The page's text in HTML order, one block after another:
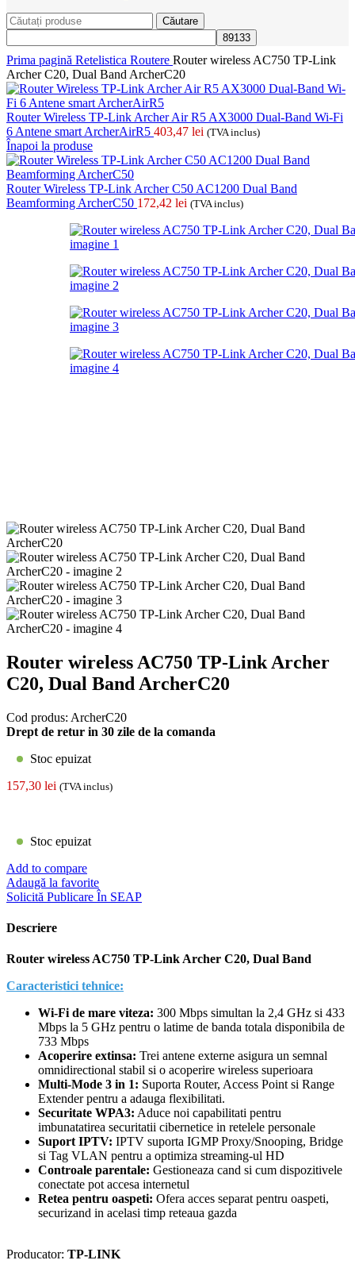
Căutare
Prima pagină Retelistica Routere Router wireless AC750 TP-Link
Archer C20, Dual Band ArcherC20
Router Wireless TP-Link Archer Air R5 AX3000 Dual-Band Wi-Fi
6 Antene smart ArcherAirR5 403,47 lei (TVA inclus)
Înapoi la produse
Router Wireless TP-Link Archer C50 AC1200 Dual Band
Beamforming ArcherC50 172,42 lei (TVA inclus)
Router wireless AC750 TP-Link Archer
C20, Dual Band ArcherC20
Cod produs: ArcherC20
Drept de retur in 30 zile de la comanda
Stoc epuizat
157,30 lei (TVA inclus)
Stoc epuizat
Add to compare
Adaugă la favorite
Solicită Publicare În SEAP
Descriere
Router wireless AC750 TP-Link Archer C20, Dual Band
Caracteristici tehnice:
Wi-Fi de mare viteza: 300 Mbps simultan la 2,4 GHz si 433
Mbps la 5 GHz pentru o latime de banda totala disponibila de
733 Mbps
Acoperire extinsa: Trei antene externe asigura un semnal
omnidirectional stabil si o acoperire wireless superioara
Multi-Mode 3 in 1: Suporta Router, Access Point si Range
Extender pentru a adauga flexibilitati.
Securitate WPA3: Aduce noi capabilitati pentru
imbunatatirea securitatii cibernetice in retelele personale
Suport IPTV: IPTV suporta IGMP Proxy/Snooping, Bridge
si Tag VLAN pentru a optimiza streaming-ul HD
Controale parentale: Gestioneaza cand si cum dispozitivele
conectate pot accesa internetul
Retea pentru oaspeti: Ofera acces separat pentru oaspeti,
securizand in acelasi timp reteaua gazda
Producator: TP-LINK